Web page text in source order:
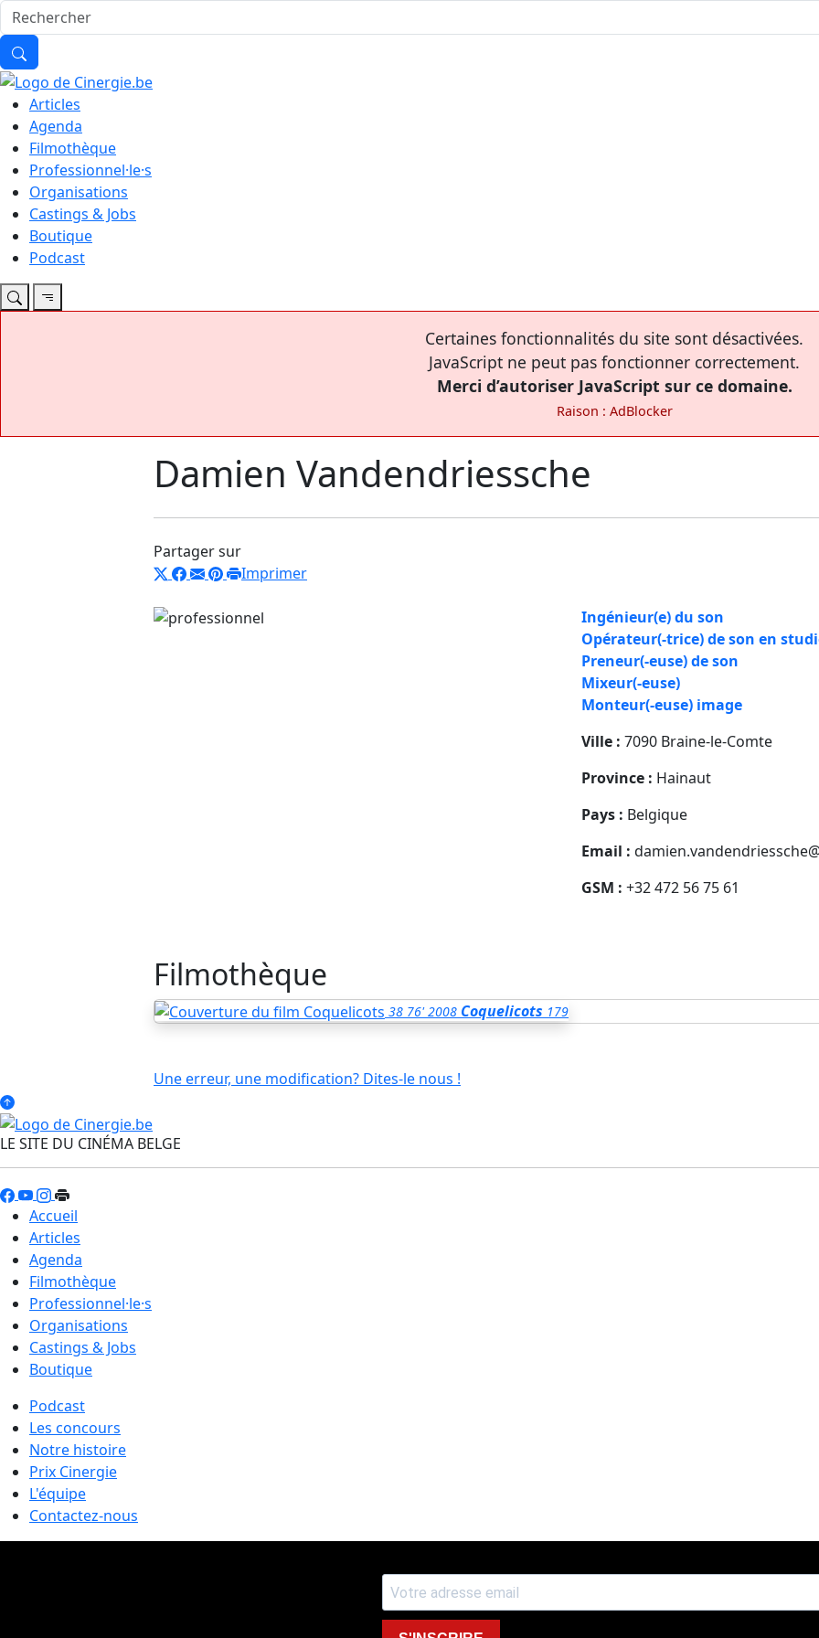
Articles
Agenda
Filmothèque
Professionnel·le·s
Organisations
Castings & Jobs
Boutique
Podcast
Certaines fonctionnalités du site sont désactivées.
JavaScript ne peut pas fonctionner correctement.
Merci d’autoriser JavaScript sur ce domaine.
Raison : AdBlocker
Damien Vandendriessche
Partager sur
Imprimer
Ingénieur(e) du son
Opérateur(-trice) de son en
Preneur(-euse) de son
Mixeur(-euse)
Monteur(-euse) image
Ville : 7090 Braine-le-Comte
Province : Hainaut
Pays : Belgique
Email :
GSM : +32 472 56 75 61
Filmothèque
38 76' 2008 Coquelicots 179
Une erreur, une modification? Dites-le nous !
LE SITE DU CINÉMA BELGE
Accueil
Articles
Agenda
Filmothèque
Professionnel·le·s
Organisations
Castings & Jobs
Boutique
Podcast
Les concours
Notre histoire
Prix Cinergie
L'équipe
Contactez-nous